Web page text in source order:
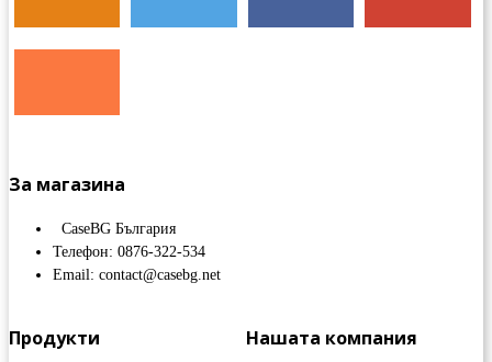
За магазина
CaseBG България
Телефон: 0876-322-534
Email: contact@casebg.net
Продукти Нашата компания